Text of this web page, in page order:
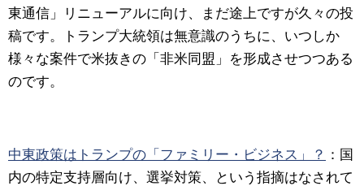
東通信」リニューアルに向け、まだ途上ですが久々の投
稿です。トランプ大統領は無意識のうちに、いつしか
様々な案件で米抜きの「非米同盟」を形成させつつある
のです。
中東政策はトランプの「ファミリー・ビジネス」？ ：国
内の特定支持層向け、選挙対策、という指摘はなされて